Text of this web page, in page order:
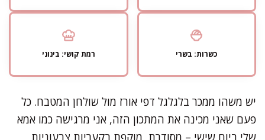
כשרות: בשרי רמת קושי: בינוני
יש משהו ממכר בלגלגל דפי אורז מול שולחן המטבח. כל
פעם שאני מכינה את המתכון הזה, אני מרגישה כמו אמא
שלי ביום שישי – מסודרת, מוקפת בקעריות צבעוניות